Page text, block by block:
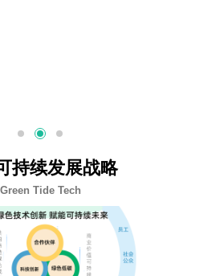
持续发展战略
Green Tide Tech